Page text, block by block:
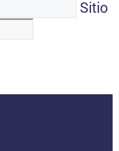
Sitio